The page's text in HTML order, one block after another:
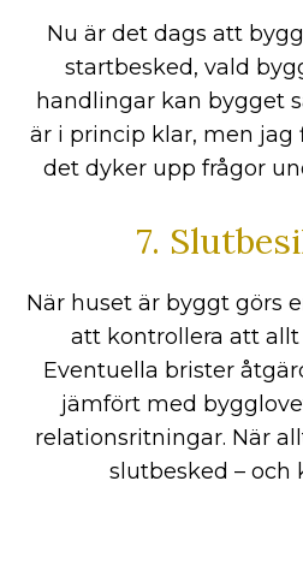
Nu är det dags att
startbesked, vald
handlingar kan bygget
är i princip klar, men
det dyker upp frågor
7.
När huset är byggt görs
att kontrollera att allt
Eventuella brister
jämfört med
relationsritningar. När
slutbesked – och